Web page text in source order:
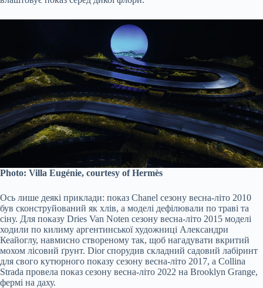
Photo: Villa Eugénie, courtesy of Hermès
Ось лише деякі приклади: показ Chanel сезону весна-літо 2010
був сконструйований як хлів, а моделі дефілювали по траві та
сіну. Для показу Dries Van Noten сезону весна-літо 2015 моделі
ходили по килиму аргентинської художниці Александри
Кеайоглу, навмисно створеному так, щоб нагадувати вкритий
мохом лісовий ґрунт. Dior спорудив складний садовий лабіринт
для свого кутюрного показу сезону весна-літо 2017, а Collina
Strada провела показ сезону весна-літо 2022 на Brooklyn Grange,
фермі на даху.